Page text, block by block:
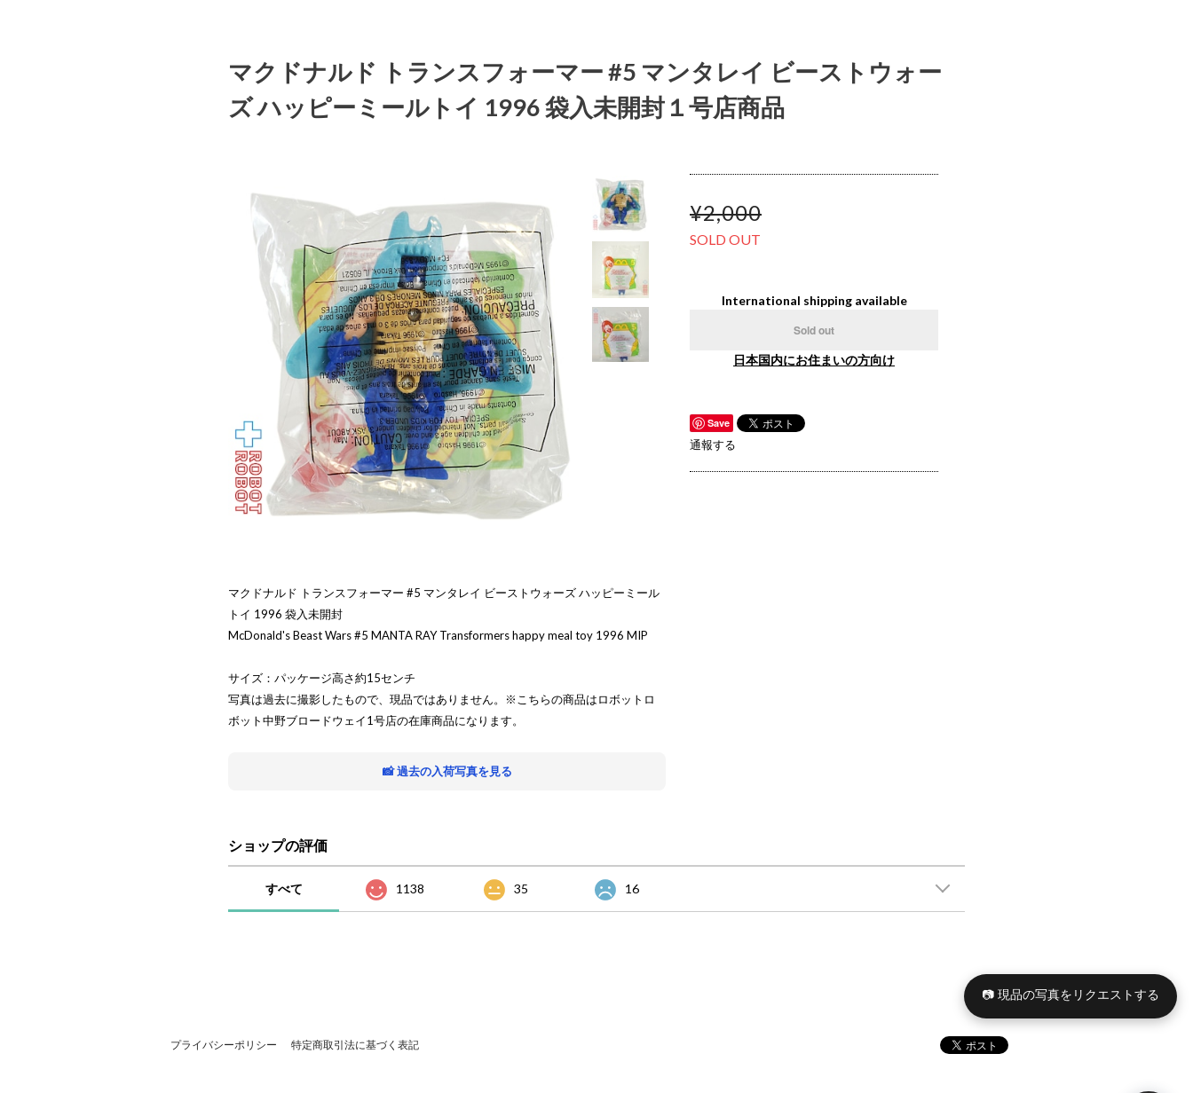
マクドナルド トランスフォーマー #5 マンタレイ ビーストウォー
ズ ハッピーミールトイ 1996 袋入未開封１号店商品
マクドナルド トランスフォーマー #5 マンタレイ ビーストウォーズ ハッピーミール
トイ 1996 袋入未開封
McDonald's Beast Wars #5 MANTA RAY Transformers happy meal toy 1996 MIP
サイズ：パッケージ高さ約15センチ
写真は過去に撮影したもので、現品ではありません。※こちらの商品はロボットロ
ボット中野ブロードウェイ1号店の在庫商品になります。
📸 過去の入荷写真を見る
¥2,000
SOLD OUT
International shipping available
Sold out
日本国内にお住まいの方向け
Save
通報する
ショップの評価
すべて 1138 35 16
プライバシーポリシー 特定商取引法に基づく表記
📷 現品の写真をリクエストする